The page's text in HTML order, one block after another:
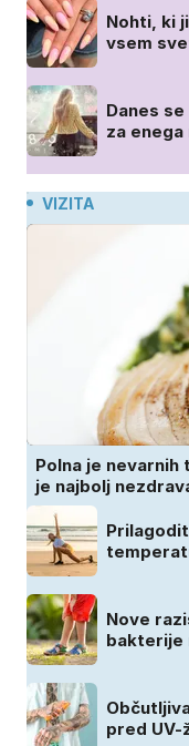
Nohti, ki
vsem
Danes
za
VIZITA
Polna je nevarnih
je najbolj
Nove
bakterije
pred